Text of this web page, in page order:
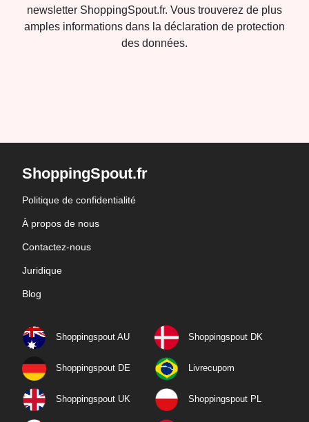
newsletter ShoppingSpout.fr. Vous trouverez de plus
amples informations dans la déclaration de protection
des données.
ShoppingSpout.fr
Politique de confidentialité
À propos de nous
Contactez-nous
Juridique
Blog
Shoppingspout AU Shoppingspout DK
Shoppingspout DE Livrecupom
Shoppingspout UK Shoppingspout PL